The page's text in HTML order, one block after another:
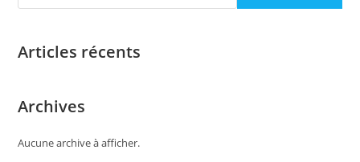
Articles récents
Archives
Aucune archive à afficher.